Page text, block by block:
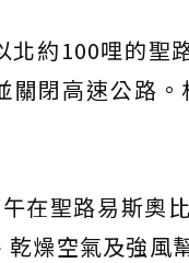
北約100哩的
關閉高速公路
在聖路易斯奧
乾燥空氣及強風